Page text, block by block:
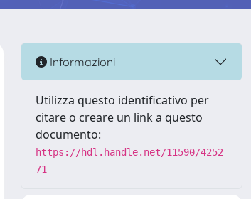
Informazioni
Utilizza questo identificativo per
citare o creare un link a questo
documento:
https://hdl.handle.net/11590/4252
71